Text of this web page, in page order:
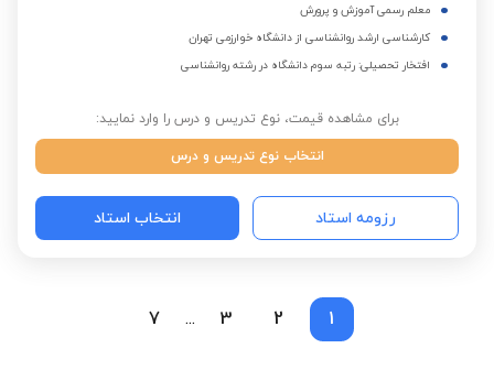
معلم رسمی آموزش و پرورش
کارشناسی ارشد روانشناسی از دانشگاه خوارزمی تهران
افتخار تحصیلی: رتبه سوم دانشگاه در رشته روانشناسی
برای مشاهده قیمت، نوع تدریس و درس را وارد نمایید:
انتخاب نوع تدریس و درس
رزومه استاد انتخاب استاد
1
2
3
...
7